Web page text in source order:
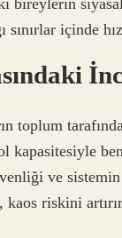
bireylerin
sınırlar içinde
toplum
kapasitesiyle
ve
kaos riskini